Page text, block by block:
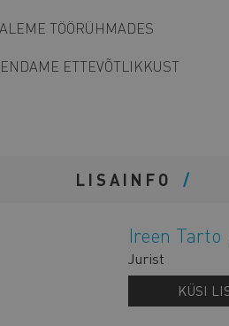
TÖÖRÜHMADES
ETTEVÕTLIKKUST
LISAINFO
Ireen Tarto
Jurist
KÜSI